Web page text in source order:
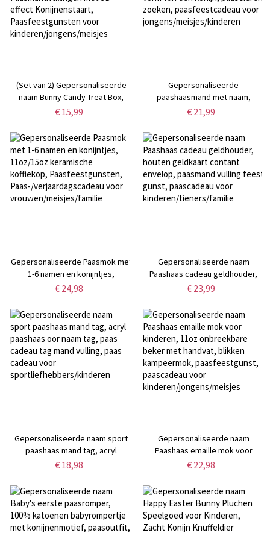
(Set van 2) Gepersonaliseerde
naam Bunny Candy Treat Box,
Paasmandvullingen met 3D-effect
Paasfeestgunsten voor
kinderen/jongens/meisjes
€ 15,99
Gepersonaliseerde
paashaasmand met naam,
paaszak met trekkoord in de
zoeken, paasfeestcadeau voor
jongens/meisjes/kinderen
€ 21,99
Gepersonaliseerde Paasmok met
1-6 namen en konijntjes,
11oz/15oz keramische koffiekop,
Paas-/verjaardagscadeau voor
vrouwen/meisjes/familie
€ 24,98
Gepersonaliseerde naam
Paashaas cadeau geldhouder,
houten geldkaart contant
gunst, paascadeau voor
kinderen/tieners/familie
€ 23,99
Gepersonaliseerde naam sport
paashaas mand tag, acryl
paashaas oor naam tag, paas
cadeau voor
sportliefhebbers/kinderen
€ 18,98
Gepersonaliseerde naam
Paashaas emaille mok voor
kinderen, 11oz onbreekbare
kampeermok, paasfeestgunst,
paascadeau voor
kinderen/jongens/meisjes
€ 22,98